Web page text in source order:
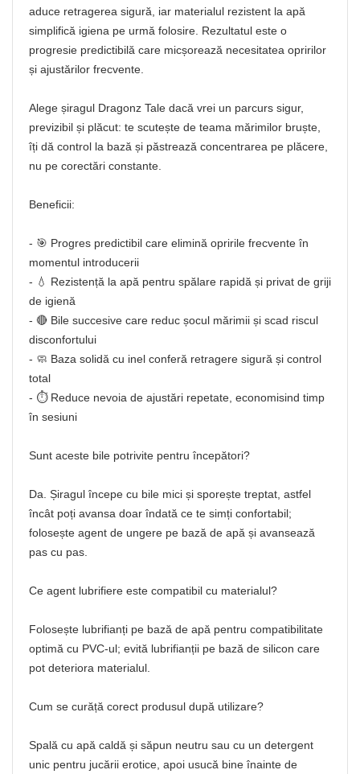
aduce retragerea sigură, iar materialul rezistent la apă
simplifică igiena pe urmă folosire. Rezultatul este o
progresie predictibilă care micșorează necesitatea opririlor
și ajustărilor frecvente.
Alege șiragul Dragonz Tale dacă vrei un parcurs sigur,
previzibil și plăcut: te scutește de teama mărimilor bruște,
îți dă control la bază și păstrează concentrarea pe plăcere,
nu pe corectări constante.
Beneficii:
- 🎯 Progres predictibil care elimină opririle frecvente în
momentul introducerii
- 💧 Rezistență la apă pentru spălare rapidă și privat de griji
de igienă
- 🔴 Bile succesive care reduc șocul mărimii și scad riscul
disconfortului
- 🧼 Baza solidă cu inel conferă retragere sigură și control
total
- ⏱️ Reduce nevoia de ajustări repetate, economisind timp
în sesiuni
Sunt aceste bile potrivite pentru începători?
Da. Șiragul începe cu bile mici și sporește treptat, astfel
încât poți avansa doar îndată ce te simți confortabil;
folosește agent de ungere pe bază de apă și avansează
pas cu pas.
Ce agent lubrifiere este compatibil cu materialul?
Folosește lubrifianți pe bază de apă pentru compatibilitate
optimă cu PVC‑ul; evită lubrifianții pe bază de silicon care
pot deteriora materialul.
Cum se curăță corect produsul după utilizare?
Spală cu apă caldă și săpun neutru sau cu un detergent
unic pentru jucării erotice, apoi usucă bine înainte de